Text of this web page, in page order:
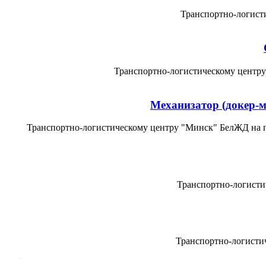
Транспортно-
Транспортно-логистическому
Механизатор (докер-
Транспортно-логистическому центру "Минск" БелЖД на
Транспортно-
Транспортно-